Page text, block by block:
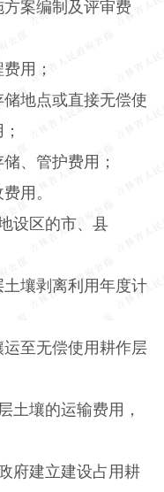
方案编制及评审费
用；
储地点或直接无偿使
、管护费用；
用。
设区的市、县
土壤剥离利用年度计
运至无偿使用耕作层
土壤的运输费用，
府建立建设占用耕